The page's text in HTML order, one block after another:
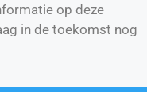
op deze
in de toekomst nog